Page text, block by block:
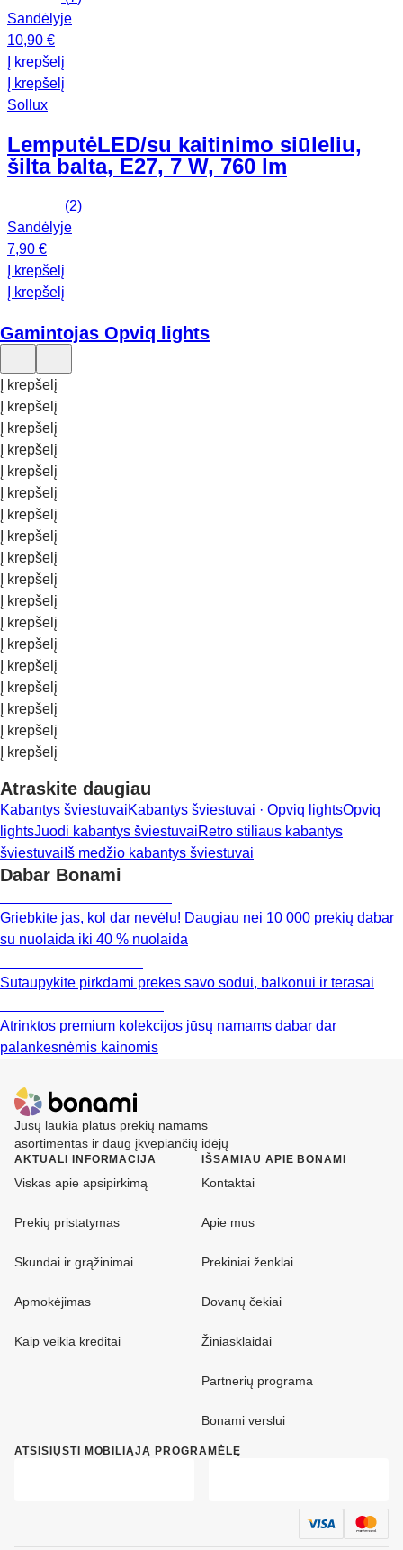
Sandėlyje
10,90 €
Į krepšelį
Į krepšelį
Sollux
LemputėLED/su kaitinimo siūleliu,
šilta balta, E27, 7 W, 760 lm
(2)
Sandėlyje
7,90 €
Į krepšelį
Į krepšelį
Gamintojas Opviq lights
Į krepšelį
Į krepšelį
Į krepšelį
Į krepšelį
Į krepšelį
Į krepšelį
Į krepšelį
Į krepšelį
Į krepšelį
Į krepšelį
Į krepšelį
Į krepšelį
Į krepšelį
Į krepšelį
Į krepšelį
Į krepšelį
Į krepšelį
Į krepšelį
Atraskite daugiau
Kabantys šviestuvaiKabantys šviestuvai · Opviq lightsOpviq
lightsJuodi kabantys šviestuvaiRetro stiliaus kabantys
šviestuvai Iš medžio kabantys šviestuvai
Dabar Bonami
Griebkite jas, kol dar nevėlu! Daugiau nei 10 000 prekių dabar
su nuolaida iki 40 % nuolaida
Sutaupykite pirkdami prekes savo sodui, balkonui ir terasai
Atrinktos premium kolekcijos jūsų namams dabar dar
palankesnėmis kainomis
Jūsų laukia platus prekių namams
asortimentas ir daug įkvepiančių idėjų
AKTUALI INFORMACIJA
Viskas apie apsipirkimą
Prekių pristatymas
Skundai ir grąžinimai
Apmokėjimas
Kaip veikia kreditai
IŠSAMIAU APIE BONAMI
Kontaktai
Apie mus
Prekiniai ženklai
Dovanų čekiai
Žiniasklaidai
Partnerių programa
Bonami verslui
ATSISIŲSTI MOBILIĄJĄ PROGRAMĖLĘ